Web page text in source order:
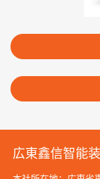
広東鑫信智能